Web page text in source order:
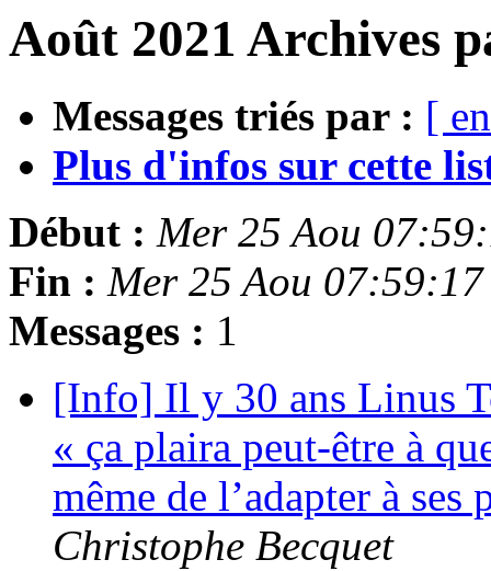
Août 2021 Archives
Messages triés par : [
Plus d'infos sur cette
Début : Mer 25 Aou
Fin : Mer 25 Aou 07:59:17
Messages : 1
[Info] Il y 30 ans Linus
« ça plaira peut-être à
même de l’adapter à
Christophe Becquet